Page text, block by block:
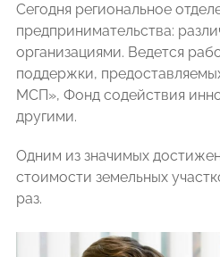
Сегодня региональное
предпринимательства:
организациями. Ведется
поддержки,
МСП», Фонд содействия
другими.
Одним из значимых
стоимости земельных
раз.